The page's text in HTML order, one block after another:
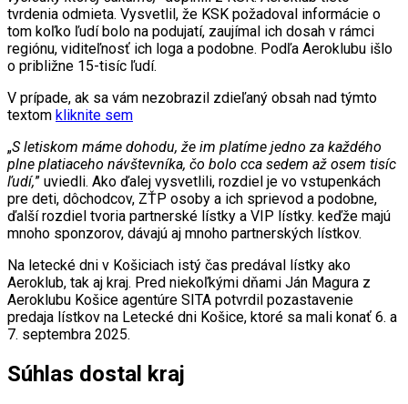
tvrdenia odmieta. Vysvetlil, že KSK požadoval informácie o
tom koľko ľudí bolo na podujatí, zaujímal ich dosah v rámci
regiónu, viditeľnosť ich loga a podobne. Podľa Aeroklubu išlo
o približne 15-tisíc ľudí.
V prípade, ak sa vám nezobrazil zdieľaný obsah nad týmto
textom kliknite sem
„S letiskom máme dohodu, že im platíme jedno za každého
plne platiaceho návštevníka, čo bolo cca sedem až osem tisíc
ľudí,” uviedli. Ako ďalej vysvetlili, rozdiel je vo vstupenkách
pre deti, dôchodcov, ZŤP osoby a ich sprievod a podobne,
ďalší rozdiel tvoria partnerské lístky a VIP lístky. keďže majú
mnoho sponzorov, dávajú aj mnoho partnerských lístkov.
Na letecké dni v Košiciach istý čas predával lístky ako
Aeroklub, tak aj kraj. Pred niekoľkými dňami Ján Magura z
Aeroklubu Košice agentúre SITA potvrdil pozastavenie
predaja lístkov na Letecké dni Košice, ktoré sa mali konať 6. a
7. septembra 2025.
Súhlas dostal kraj